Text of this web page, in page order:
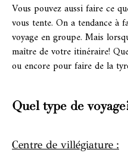
Vous pouvez aussi faire ce
vous tente. On a tendance à
voyage en groupe. Mais
maître de votre itinéraire!
ou encore pour faire de la
Quel type de
Centre de villégiature :